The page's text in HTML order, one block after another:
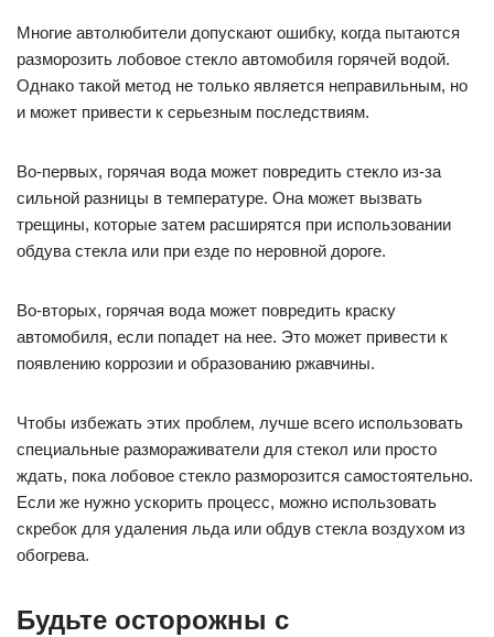
Многие автолюбители допускают ошибку, когда пытаются
разморозить лобовое стекло автомобиля горячей водой.
Однако такой метод не только является неправильным, но
и может привести к серьезным последствиям.
Во-первых, горячая вода может повредить стекло из-за
сильной разницы в температуре. Она может вызвать
трещины, которые затем расширятся при использовании
обдува стекла или при езде по неровной дороге.
Во-вторых, горячая вода может повредить краску
автомобиля, если попадет на нее. Это может привести к
появлению коррозии и образованию ржавчины.
Чтобы избежать этих проблем, лучше всего использовать
специальные размораживатели для стекол или просто
ждать, пока лобовое стекло разморозится самостоятельно.
Если же нужно ускорить процесс, можно использовать
скребок для удаления льда или обдув стекла воздухом из
обогрева.
Будьте осторожны с